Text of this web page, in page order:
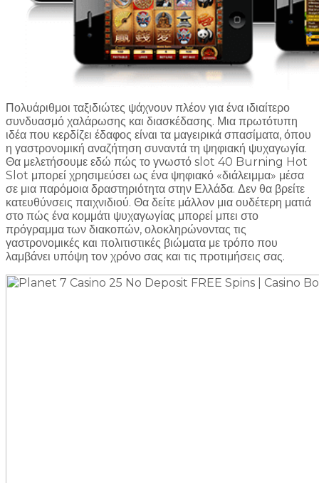
Πολυάριθμοι ταξιδιώτες ψάχνουν πλέον για ένα ιδιαίτερο
συνδυασμό χαλάρωσης και διασκέδασης. Μια πρωτότυπη
ιδέα που κερδίζει έδαφος είναι τα μαγειρικά σπασίματα, όπου
η γαστρονομική αναζήτηση συναντά τη ψηφιακή ψυχαγωγία.
Θα μελετήσουμε εδώ πώς το γνωστό slot 40 Burning Hot
Slot μπορεί χρησιμεύσει ως ένα ψηφιακό «διάλειμμα» μέσα
σε μια παρόμοια δραστηριότητα στην Ελλάδα. Δεν θα βρείτε
κατευθύνσεις παιχνιδιού. Θα δείτε μάλλον μια ουδέτερη ματιά
στο πώς ένα κομμάτι ψυχαγωγίας μπορεί μπει στο
πρόγραμμα των διακοπών, ολοκληρώνοντας τις
γαστρονομικές και πολιτιστικές βιώματα με τρόπο που
λαμβάνει υπόψη τον χρόνο σας και τις προτιμήσεις σας.